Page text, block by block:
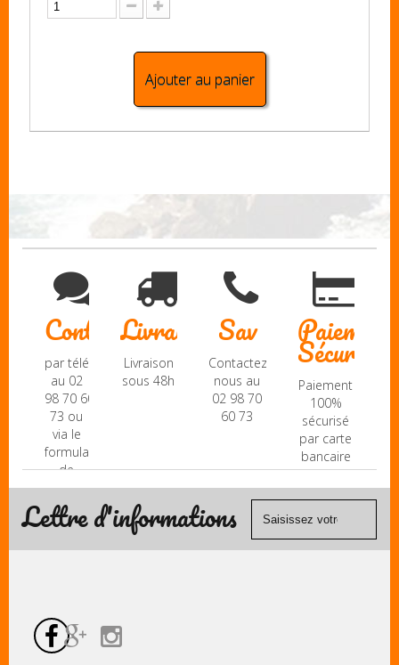
Ajouter au panier
Contact
par téléphone
au 02
98 70 60
73 ou
via le
formulaire
de
contact
Livraison
Livraison
sous 48h
Sav
Contactez-
nous au
02 98 70
60 73
Paiement
Sécurisé
Paiement
100%
sécurisé
par carte
bancaire
(Mastercard,
Visa, ...) et
Lettre d'informations